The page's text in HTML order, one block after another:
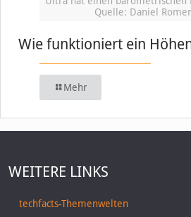
Quelle: Daniel
Wie funktioniert ein
Mehr
WEITERE LINKS
techfacts-Themenwelten